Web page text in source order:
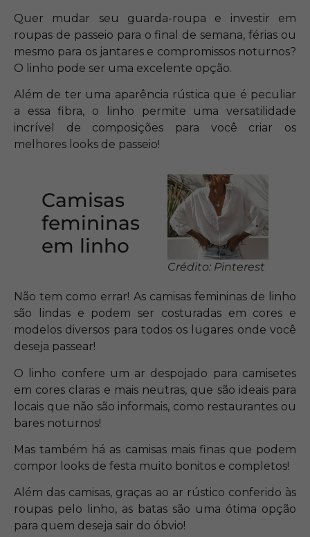
Quer mudar seu guarda-roupa e investir em
roupas de passeio para o final de semana, férias ou
mesmo para os jantares e compromissos noturnos?
O linho pode ser uma excelente opção.
Além de ter uma aparência rústica que é peculiar
a essa fibra, o linho permite uma versatilidade
incrível de composições para você criar os
melhores looks de passeio!
Camisas
femininas
em linho
Crédito: Pinterest
Não tem como errar! As camisas femininas de linho
são lindas e podem ser costuradas em cores e
modelos diversos para todos os lugares onde você
deseja passear!
O linho confere um ar despojado para camisetes
em cores claras e mais neutras, que são ideais para
locais que não são informais, como restaurantes ou
bares noturnos!
Mas também há as camisas mais finas que podem
compor looks de festa muito bonitos e completos!
Além das camisas, graças ao ar rústico conferido às
roupas pelo linho, as batas são uma ótima opção
para quem deseja sair do óbvio!